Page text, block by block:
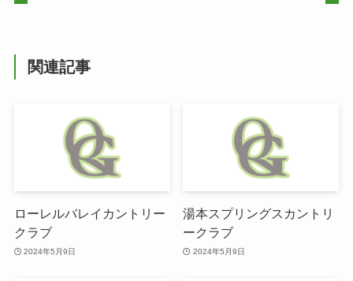
関連記事
ローレルバレイカントリー
クラブ
2024年5月9日
湯本スプリングスカントリ
ークラブ
2024年5月9日